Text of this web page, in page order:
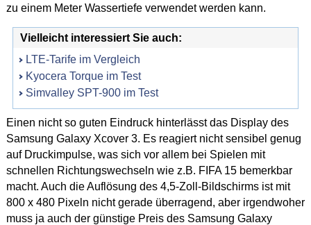
zu einem Meter Wassertiefe verwendet werden kann.
Vielleicht interessiert Sie auch:
LTE-Tarife im Vergleich
Kyocera Torque im Test
Simvalley SPT-900 im Test
Einen nicht so guten Eindruck hinterlässt das Display des
Samsung Galaxy Xcover 3. Es reagiert nicht sensibel genug
auf Druckimpulse, was sich vor allem bei Spielen mit
schnellen Richtungswechseln wie z.B. FIFA 15 bemerkbar
macht. Auch die Auflösung des 4,5-Zoll-Bildschirms ist mit
800 x 480 Pixeln nicht gerade überragend, aber irgendwoher
muss ja auch der günstige Preis des Samsung Galaxy